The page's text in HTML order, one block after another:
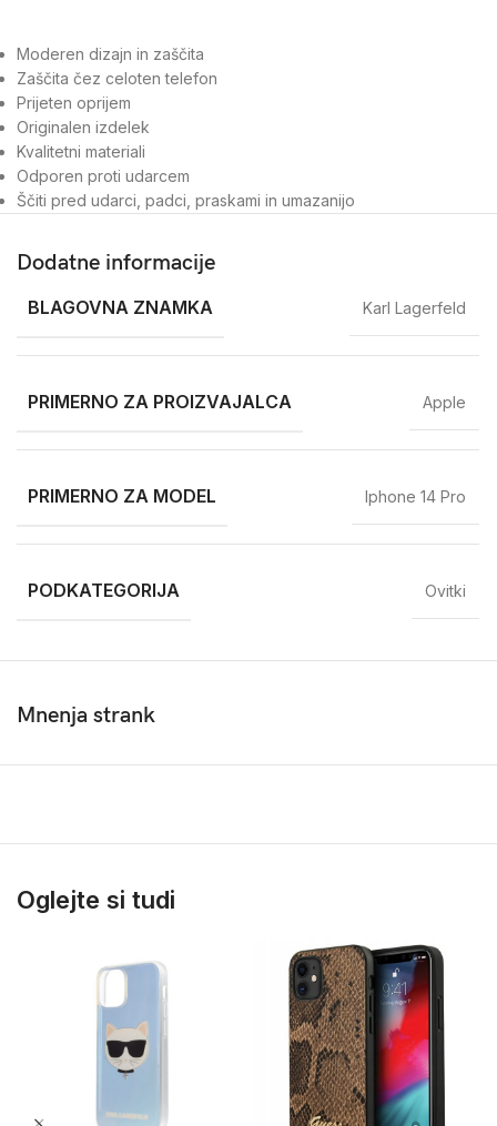
Moderen dizajn in zaščita
Zaščita čez celoten telefon
Prijeten oprijem
Originalen izdelek
Kvalitetni materiali
Odporen proti udarcem
Ščiti pred udarci, padci, praskami in umazanijo
Dodatne informacije
BLAGOVNA ZNAMKA Karl Lagerfeld
PRIMERNO ZA PROIZVAJALCA Apple
PRIMERNO ZA MODEL Iphone 14 Pro
PODKATEGORIJA Ovitki
Mnenja strank
Oglejte si tudi